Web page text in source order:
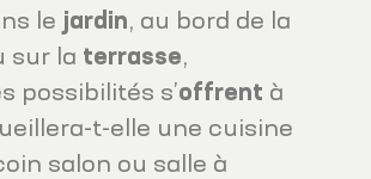
le jardin, au bord de la
sur la terrasse,
possibilités s’offrent à
t-elle une cuisine
salon ou salle à